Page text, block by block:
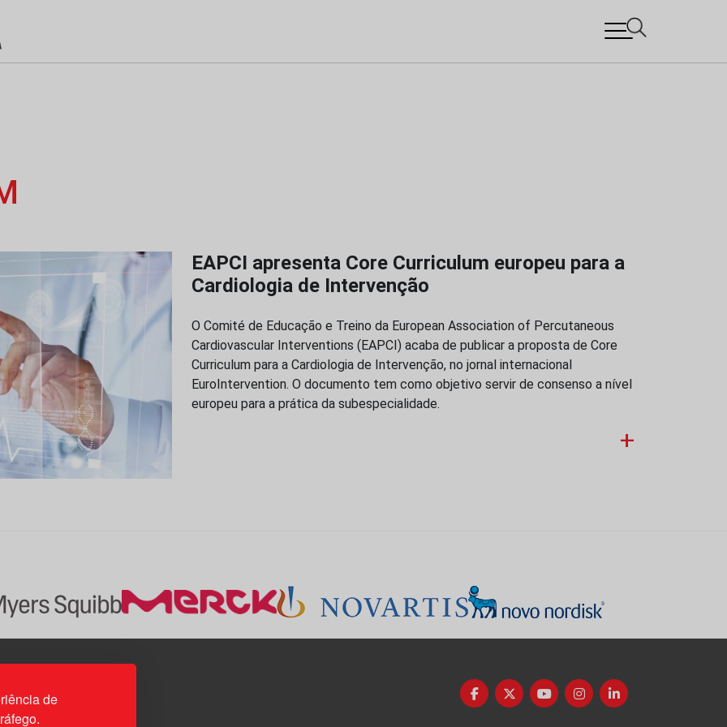
de
EAPCI apresenta Core Curriculum europeu para a
Cardiologia de Intervenção
O Comité de Educação e Treino da European Association of Percutaneous
Cardiovascular Interventions (EAPCI) acaba de publicar a proposta de Core
Curriculum para a Cardiologia de Intervenção, no jornal internacional
EuroIntervention. O documento tem como objetivo servir de consenso a nível
europeu para a prática da subespecialidade.
+
esc. 37